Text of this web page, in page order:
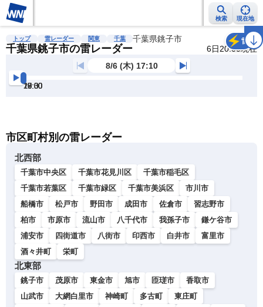
検索 現在地
雨雲レーダー 台風情報 地震情報 警報・注意報 2週間天気 ラ
トップ 雷レーダー 関東 千葉 千葉県銚子市
千葉県銚子市の雷レーダー 6日20:00現在
雷
8/6 (木) 17:10
17:30
18:00
18:30
19:00
19:30
20:00
市区町村別の雷レーダー
北西部
千葉市中央区 千葉市花見川区
千葉市稲毛区
千葉市若葉区
千葉市緑区 千葉市美浜区
市川市
船橋市
松戸市 野田市 成田市 佐倉市
習志野市
柏市
市原市 流山市 八千代市 我孫子市
鎌ケ谷市
浦安市
四街道市 八街市 印西市 白井市
富里市
酒々井町
栄町
北東部
銚子市 茂原市 東金市 旭市 匝瑳市
香取市
山武市
大網白里市 神崎町 多古町
東庄町